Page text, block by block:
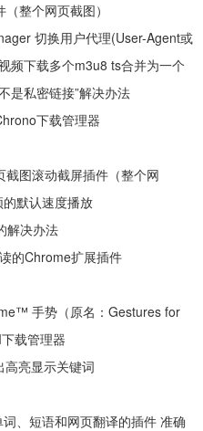
整个网页截图）
切换用户代理(User-Agent或
频下载多个m3u8 ts合并为一个
是私密链接”解决办法
下载管理器
图滚动截屏插件（整个网
默认速度播放
解决办法
的Chrome扩展插件
手势（原名：Gestures for
载管理器
亮显示关键词
、短语和网页翻译的插件 准确